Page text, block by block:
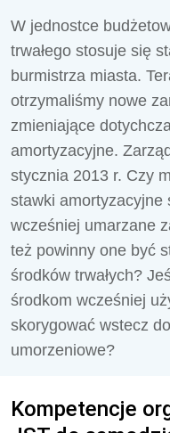
W jednostce
trwałego stosuje się
burmistrza miasta.
otrzymaliśmy nowe
zmieniające
amortyzacyjne.
stycznia 2013 r. Czy
stawki amortyzacyjne
wcześniej umarzane
też powinny one być
środków trwałych?
środkom wcześniej
skorygować wstecz
umorzeniowe?
Kompetencje